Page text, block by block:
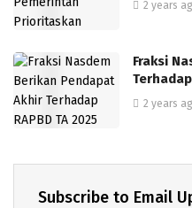
2 years
Fraksi
2 years
Subscribe to Email